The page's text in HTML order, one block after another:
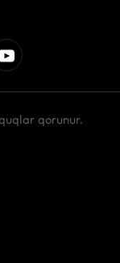
qorunur.